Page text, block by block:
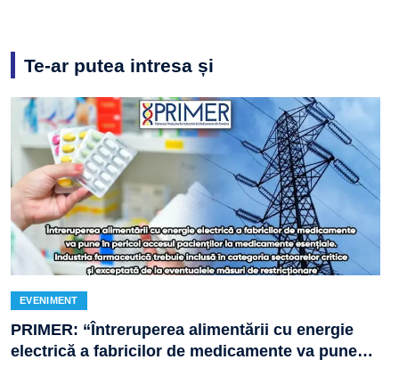
Te-ar putea intresa și
EVENIMENT
PRIMER: “Întreruperea alimentării cu energie
electrică a fabricilor de medicamente va pune…